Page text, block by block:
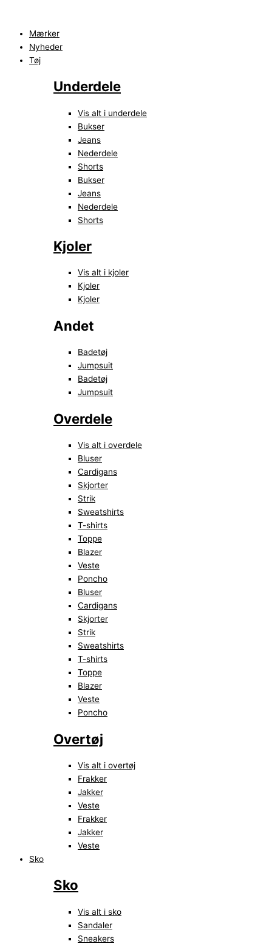
indholdetMærker
Nyheder
Tøj
Underdele
Vis alt i underdele
Bukser
Jeans
Nederdele
Shorts
Bukser
Jeans
Nederdele
Shorts
Kjoler
Vis alt i kjoler
Kjoler
Kjoler
Andet
Badetøj
Jumpsuit
Badetøj
Jumpsuit
Overdele
Vis alt i overdele
Bluser
Cardigans
Skjorter
Strik
Sweatshirts
T-shirts
Toppe
Blazer
Veste
Poncho
Bluser
Cardigans
Skjorter
Strik
Sweatshirts
T-shirts
Toppe
Blazer
Veste
Poncho
Overtøj
Vis alt i overtøj
Frakker
Jakker
Veste
Frakker
Jakker
Veste
Sko
Sko
Vis alt i sko
Sandaler
Sneakers